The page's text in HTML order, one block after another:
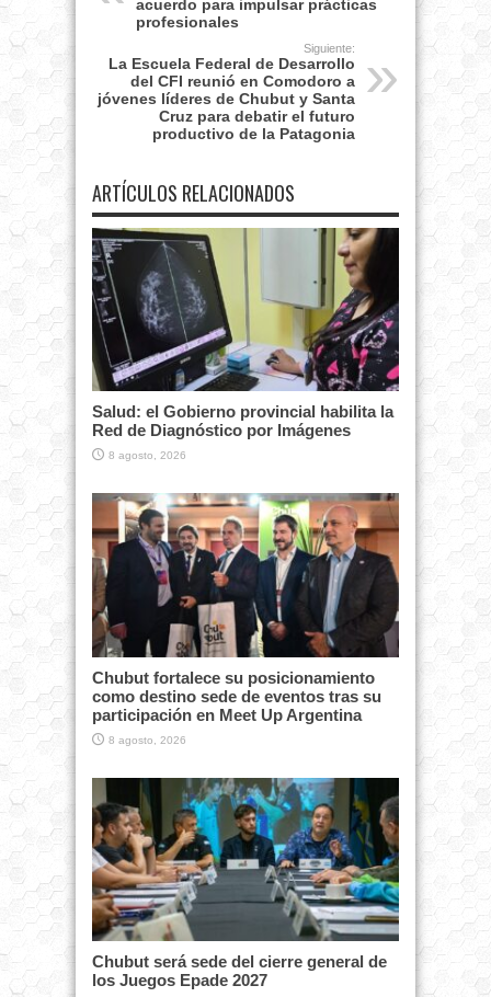
acuerdo para impulsar prácticas
profesionales
Siguiente:
La Escuela Federal de Desarrollo
del CFI reunió en Comodoro a
jóvenes líderes de Chubut y Santa
Cruz para debatir el futuro
productivo de la Patagonia
ARTÍCULOS RELACIONADOS
Salud: el Gobierno provincial habilita la
Red de Diagnóstico por Imágenes
8 agosto, 2026
Chubut fortalece su posicionamiento
como destino sede de eventos tras su
participación en Meet Up Argentina
8 agosto, 2026
Chubut será sede del cierre general de
los Juegos Epade 2027